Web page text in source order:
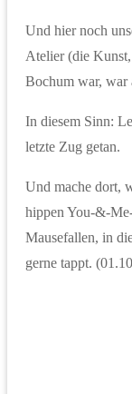
Und hier noch
Atelier (die
Bochum war, war
In diesem Sinn:
letzte Zug getan.
Und mache dort,
hippen You-&-
Mausefallen, in
gerne tappt.